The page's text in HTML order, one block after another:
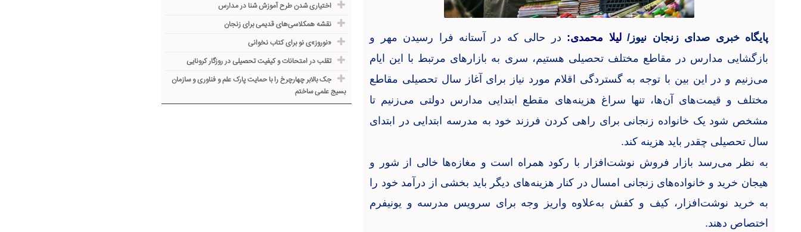
پایگاه خبری صدای زنجان نیوز/لیلا محمدی: در حالی که در آستانه فرا رسیدن مهر و
بازگشایی مدارس در مقاطع مختلف تحصیلی هستیم، سری به بازارهای مرتبط با این ایام
می‌زنیم و در این بین با توجه به گستردگی اقلام مورد نیاز برای آغاز سال تحصیلی مقاطع
مختلف و قیمت‌های آن‌ها، تنها سراغ هزینه‌های مقطع ابتدایی مدارس دولتی می‌زنیم تا
مشخص شود یک خانواده زنجانی برای راهی کردن فرزند خود به مدرسه ابتدایی در ابتدای
سال تحصیلی چقدر باید هزینه کند.
به نظر می‌رسد بازار فروش نوشت‌افزار با رکود همراه است و مغازه‌ها خالی از شور و
هیجان خرید و خانواده‌های زنجانی امسال در کنار هزینه‌های دیگر باید بخشی از درآمد خود را
به خرید نوشت‌افزار، کیف و کفش به‌علاوه واریز وجه برای سرویس مدرسه و یونیفرم
اختصاص دهند.
اختیاری شدن طرح آموزش شنا در مدارس
نقشه همکلاسی‌های قدیمی برای زنجان
«نوروز»ی نو برای کتاب نخوانی
تقلب در امتحانات و کیفیت تحصیلی در روزگار کرونایی
جک بالابر چهارچرخ را با حمایت پارک علم و فناوری و سازمان
بسیج علمی ساختم